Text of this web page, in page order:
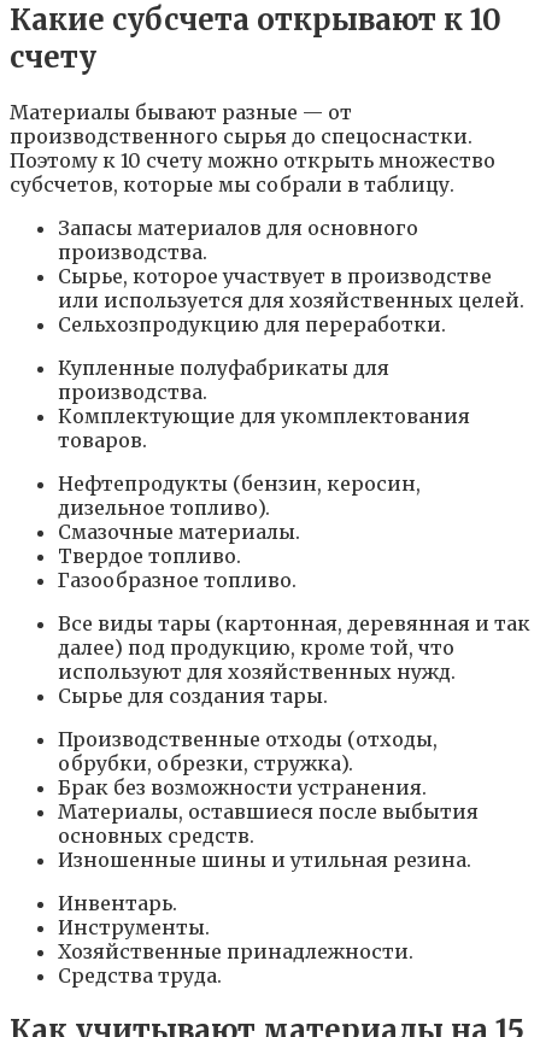
Какие субсчета открывают к 10
счету
Материалы бывают разные — от
производственного сырья до спецоснастки.
Поэтому к 10 счету можно открыть множество
субсчетов, которые мы собрали в таблицу.
Запасы материалов для основного
производства.
Сырье, которое участвует в производстве
или используется для хозяйственных целей.
Сельхозпродукцию для переработки.
Купленные полуфабрикаты для
производства.
Комплектующие для укомплектования
товаров.
Нефтепродукты (бензин, керосин,
дизельное топливо).
Смазочные материалы.
Твердое топливо.
Газообразное топливо.
Все виды тары (картонная, деревянная и так
далее) под продукцию, кроме той, что
используют для хозяйственных нужд.
Сырье для создания тары.
Производственные отходы (отходы,
обрубки, обрезки, стружка).
Брак без возможности устранения.
Материалы, оставшиеся после выбытия
основных средств.
Изношенные шины и утильная резина.
Инвентарь.
Инструменты.
Хозяйственные принадлежности.
Средства труда.